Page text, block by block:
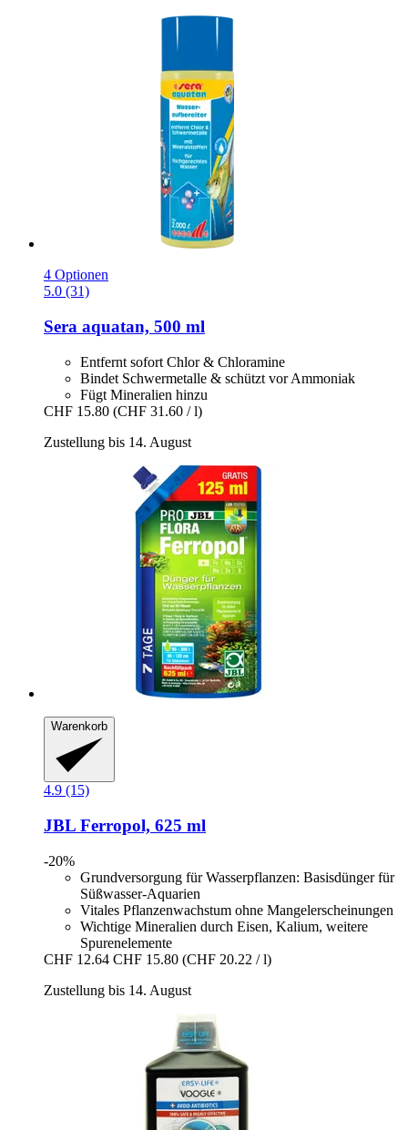
4 Optionen
5.0 (31)
Sera aquatan, 500 ml
Entfernt sofort Chlor & Chloramine
Bindet Schwermetalle & schützt vor Ammoniak
Fügt Mineralien hinzu
CHF 15.80 (CHF 31.60 / l)
Zustellung bis 14. August
Warenkorb
4.9 (15)
JBL Ferropol, 625 ml
-20%
Grundversorgung für Wasserpflanzen: Basisdünger für
Süßwasser-Aquarien
Vitales Pflanzenwachstum ohne Mangelerscheinungen
Wichtige Mineralien durch Eisen, Kalium, weitere
Spurenelemente
CHF 12.64 CHF 15.80 (CHF 20.22 / l)
Zustellung bis 14. August